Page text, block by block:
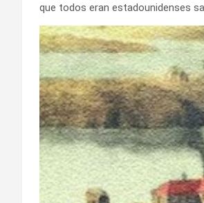
que todos eran estadounidenses